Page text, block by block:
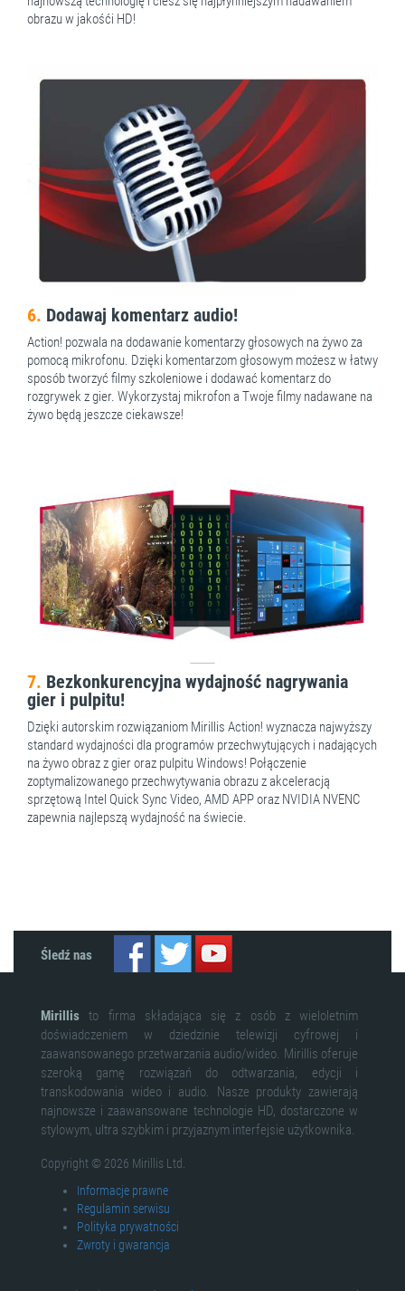
obrazu w jakośći HD!
6. Dodawaj komentarz audio!
Action! pozwala na dodawanie komentarzy głosowych na żywo za
pomocą mikrofonu. Dzięki komentarzom głosowym możesz w łatwy
sposób tworzyć filmy szkoleniowe i dodawać komentarz do
rozgrywek z gier. Wykorzystaj mikrofon a Twoje filmy nadawane na
żywo będą jeszcze ciekawsze!
7. Bezkonkurencyjna wydajność nagrywania
gier i pulpitu!
Dzięki autorskim rozwiązaniom Mirillis Action! wyznacza najwyższy
standard wydajności dla programów przechwytujących i nadających
na żywo obraz z gier oraz pulpitu Windows! Połączenie
zoptymalizowanego przechwytywania obrazu z akceleracją
sprzętową Intel Quick Sync Video, AMD APP oraz NVIDIA NVENC
zapewnia najlepszą wydajność na świecie.
Śledź nas
Mirillisto firma składająca się z osób z wieloletnim
doświadczeniem w dziedzinie telewizji cyfrowej i
zaawansowanego przetwarzania audio/wideo. Mirillis oferuje
szeroką gamę rozwiązań do odtwarzania, edycji i
transkodowania wideo i audio. Nasze produkty zawierają
najnowsze i zaawansowane technologie HD, dostarczone w
stylowym, ultra szybkim i przyjaznym interfejsie użytkownika.
Copyright © 2026 Mirillis Ltd.
Informacje prawne
Regulamin serwisu
Polityka prywatności
Zwroty i gwarancja